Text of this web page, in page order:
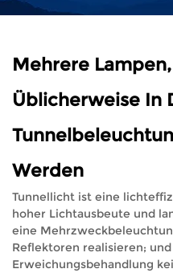
Mehrere
Üblicherweise In
Werden
Tunnellicht ist eine
hoher Lichtausbeute und
eine
Reflektoren realisieren;
Erweichungsbehandlung